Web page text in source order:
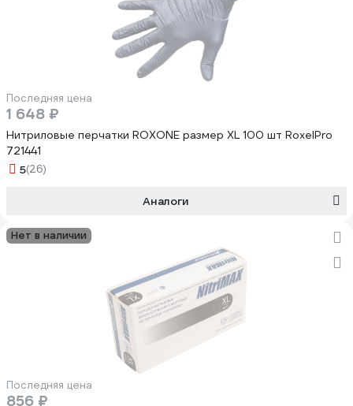
Последняя цена
1 648 ₽
Нитриловые перчатки ROXONE размер XL 100 шт RoxelPro
721441
5(26)
Аналоги
Нет в наличии
Последняя цена
856 ₽